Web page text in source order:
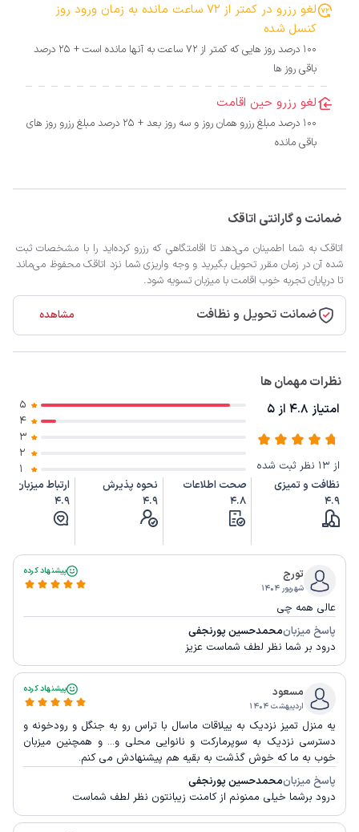
لغو رزرو در کمتر از 72 ساعت مانده به زمان ورود روز
کنسل شده
100 درصد روز هایی که کمتر از 72 ساعت به آنها مانده است + 25 درصد
باقی روز ها
لغو رزرو حین اقامت
100 درصد مبلغ رزرو همان روز و سه روز بعد + 25 درصد مبلغ رزرو روز های
باقی مانده
ضمانت و گارانتی اتاقک
اتاقک به شما اطمینان می‌دهد تا اقامتگاهی که رزرو کرده‌اید را با مشخصات ثبت
شده آن در زمان مقرر تحویل بگیرید و وجه واریزی شما نزد اتاقک محفوظ می‌ماند
تا درپایان تجربه خوب اقامت با میزبان تسویه شود.
ضمانت تحویل و نظافت مشاهده
نظرات مهمان ها
امتیاز 4.8 از 5
از 13 نظر ثبت شده
5
4
3
2
1
نظافت و تمیزی
4.9
صحت اطلاعات
4.8
نحوه پذیرش
4.9
ارتباط میزبان
4.9
تورج
شهریور ۱۴۰۴
پیشنهاد کرده
عالی همه چی
پاسخ میزبانمحمدحسین پورنجفی
درود بر شما نظر لطف شماست عزیز
مسعود
اردیبهشت ۱۴۰۴
پیشنهاد کرده
یه منزل تمیز نزدیک به ییلاقات ماسال با تراس رو به جنگل و رودخونه و
دسترسی نزدیک به سوپرمارکت و نانوایی محلی و... و همچنین میزبان
خوب به ما که خوش گذشت به بقیه هم پیشنهادش می کنم.
پاسخ میزبانمحمدحسین پورنجفی
درود برشما خیلی ممنونم از کامنت زیبانتون نظر لطف شماست